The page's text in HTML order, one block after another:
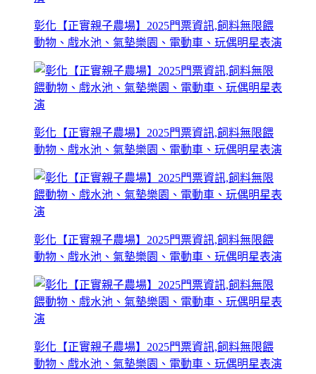
彰化【正實親子農場】2025門票資訊,飼料無限餵
動物、戲水池、氣墊樂園、電動車、玩偶明星表演
彰化【正實親子農場】2025門票資訊,飼料無限餵
動物、戲水池、氣墊樂園、電動車、玩偶明星表演
彰化【正實親子農場】2025門票資訊,飼料無限餵
動物、戲水池、氣墊樂園、電動車、玩偶明星表演
彰化【正實親子農場】2025門票資訊,飼料無限餵
動物、戲水池、氣墊樂園、電動車、玩偶明星表演